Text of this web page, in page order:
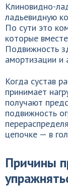
Клиновидно-
ладьевидную
По сути это
которые
Подвижность
амортизации и
Когда сустав
принимает
получают
подвижность
цепочке — в
Причины